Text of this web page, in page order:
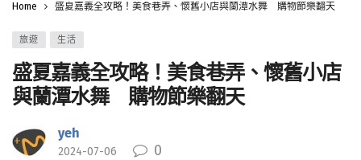
Home 盛夏嘉義全攻略！美食巷弄、懷舊小店與蘭潭水舞 購物節樂翻天
旅遊 生活
盛夏嘉義全攻略！美食巷弄、懷舊小店
與蘭潭水舞 購物節樂翻天
yeh
2024-07-06 0